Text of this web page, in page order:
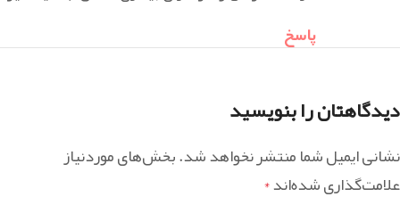
پاسخ
دیدگاهتان را بنویسید
نشانی ایمیل شما منتشر نخواهد شد.بخش‌های موردنیاز
علامت‌گذاری شده‌اند*